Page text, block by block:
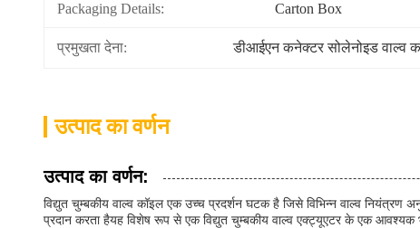
Packaging Details: Carton Box
प्रमुखता देना: डीआईएन कनेक्टर सोलेनोइड वाल्व
उत्पाद का वर्णन
उत्पाद का वर्णन:
विद्युत चुम्बकीय वाल्व कॉइल एक उच्च प्रदर्शन घटक है जिसे विभिन्न वाल्व
प्रदान करता हैयह विशेष रूप से एक विद्युत चुम्बकीय वाल्व एक्ट्यूएटर के एक आवश्यक